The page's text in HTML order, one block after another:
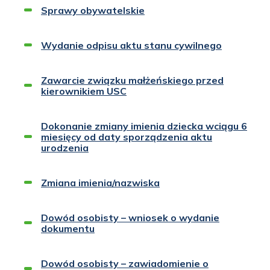
Sprawy obywatelskie
Wydanie odpisu aktu stanu cywilnego
Zawarcie związku małżeńskiego przed
kierownikiem USC
Dokonanie zmiany imienia dziecka wciągu 6
miesięcy od daty sporządzenia aktu
urodzenia
Zmiana imienia/nazwiska
Dowód osobisty – wniosek o wydanie
dokumentu
Dowód osobisty – zawiadomienie o